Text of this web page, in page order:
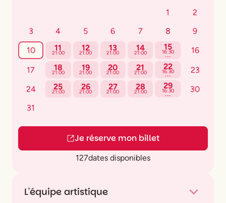
1
2
3
4 5 6 7 8
9
10
11
21:00
12
21:00
13
21:00
14
21:00
15
16:30
... 16
17 18
21:00
19
21:00
20
21:00
21
21:00
22
16:30
... 23
24 25
21:00
26
21:00
27
21:00
28
21:00
29
16:30
...
30
31
Je réserve mon billet
127dates disponibles
L'équipe artistique